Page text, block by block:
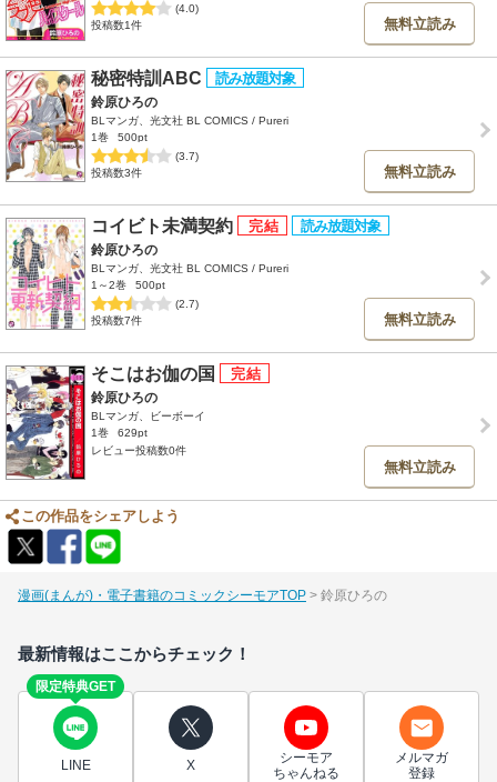
(4.0)
投稿数1件
無料立読み
秘密特訓ABC
鈴原ひろの
BLマンガ、光文社 BL COMICS / Pureri
1巻
500pt
(3.7)
投稿数3件
無料立読み
コイビト未満契約
鈴原ひろの
BLマンガ、光文社 BL COMICS / Pureri
1～2巻
500pt
(2.7)
投稿数7件
無料立読み
そこはお伽の国
鈴原ひろの
BLマンガ、ビーボーイ
1巻
629pt
レビュー投稿数0件
無料立読み
この作品をシェアしよう
漫画(まんが)・電子書籍のコミックシーモアTOP 鈴原ひろの
最新情報はここからチェック！
限定特典GET
LINE X
シーモア
ちゃんねる
メルマガ
登録